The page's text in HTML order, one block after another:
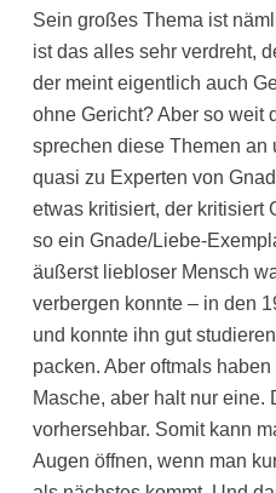
Sein großes Thema ist
ist das alles sehr verdreht,
der meint eigentlich auch
ohne Gericht? Aber so weit
sprechen diese Themen an
quasi zu Experten von
etwas kritisiert, der kritisiert
so ein Gnade/Liebe-
äußerst liebloser Mensch
verbergen konnte – in den
und konnte ihn gut
packen. Aber oftmals
Masche, aber halt nur eine.
vorhersehbar. Somit kann
Augen öffnen, wenn man